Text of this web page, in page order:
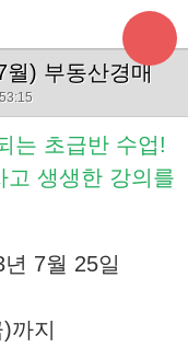
월) 부동산경매
는 초급반 수업!
고 생생한 강의를
7월 25일
까지